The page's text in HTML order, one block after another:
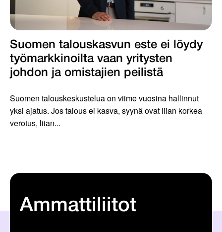
Suomen talouskasvun este ei löydy
työmarkkinoilta vaan yritysten
johdon ja omistajien peilistä
Suomen talouskeskustelua on viime vuosina hallinnut
yksi ajatus. Jos talous ei kasva, syynä ovat liian korkea
verotus, liian...
Ammattiliitot